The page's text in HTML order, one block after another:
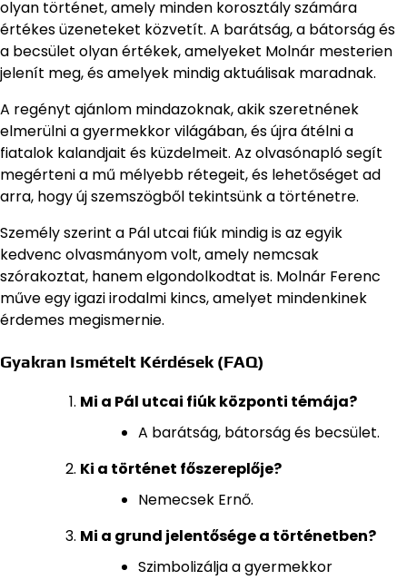
olyan történet, amely minden korosztály számára
értékes üzeneteket közvetít. A barátság, a bátorság és
a becsület olyan értékek, amelyeket Molnár mesterien
jelenít meg, és amelyek mindig aktuálisak maradnak.
A regényt ajánlom mindazoknak, akik szeretnének
elmerülni a gyermekkor világában, és újra átélni a
fiatalok kalandjait és küzdelmeit. Az olvasónapló segít
megérteni a mű mélyebb rétegeit, és lehetőséget ad
arra, hogy új szemszögből tekintsünk a történetre.
Személy szerint a Pál utcai fiúk mindig is az egyik
kedvenc olvasmányom volt, amely nemcsak
szórakoztat, hanem elgondolkodtat is. Molnár Ferenc
műve egy igazi irodalmi kincs, amelyet mindenkinek
érdemes megismernie.
Gyakran Ismételt Kérdések (FAQ)
Mi a Pál utcai fiúk központi témája?
A barátság, bátorság és becsület.
Ki a történet főszereplője?
Nemecsek Ernő.
Mi a grund jelentősége a történetben?
Szimbolizálja a gyermekkor